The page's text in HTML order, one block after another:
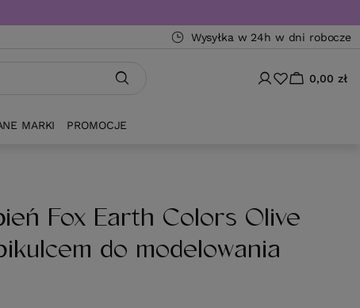
Wysyłka w 24h w dni robocze
0,00 zł
MARKI PROMOCJE
Fox Earth Colors Olive
do modelowania